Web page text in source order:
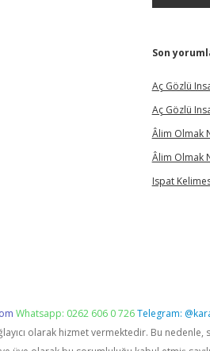
Son
Aç Gözlü
Aç Gözlü
Âlim Olmak
Âlim Olmak
Ispat
Whatsapp: 0262 606 0 726Telegram:
olarak hizmet vermektedir. Bu